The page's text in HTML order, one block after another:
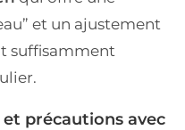
et un ajustement
suffisamment
précautions avec